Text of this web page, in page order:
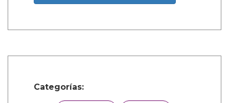
Categorías: